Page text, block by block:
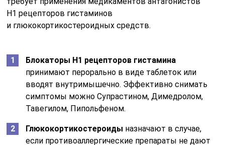
Н1 рецепторов гистаминов
и глюкокортикостероидных средств.
Блокаторы Н1 рецепторов гистамина
принимают перорально в виде таблеток или
вводят внутримышечно. Эффективно снимать
симптомы можно Супрастином, Димедролом,
Тавегилом, Пипольфеном.
Глюкокортикостероиды назначают в случае,
если противоаллергические препараты не дают